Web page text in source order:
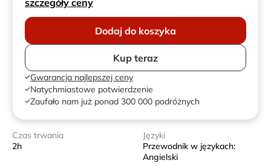
szczegóły ceny
Dodaj do koszyka
Kup teraz
Gwarancja najlepszej ceny
Natychmiastowe potwierdzenie
Zaufało nam już ponad 300 000 podróżnych
Czas trwania
2h
Języki
Przewodnik w językach:
Angielski